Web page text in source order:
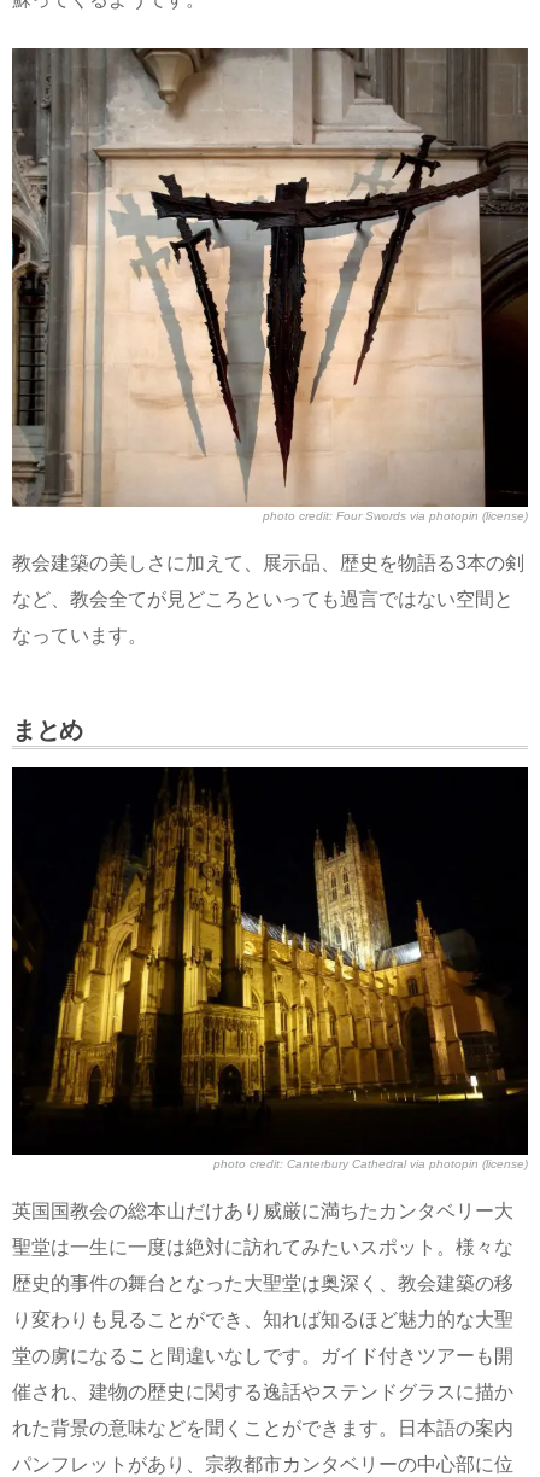
photo credit: Four Swords via photopin (license)
教会建築の美しさに加えて、展示品、歴史を物語る3本の剣
など、教会全てが見どころといっても過言ではない空間と
なっています。
まとめ
photo credit: Canterbury Cathedralvia photopin (license)
英国国教会の総本山だけあり威厳に満ちたカンタベリー大
聖堂は一生に一度は絶対に訪れてみたいスポット。様々な
歴史的事件の舞台となった大聖堂は奥深く、教会建築の移
り変わりも見ることができ、知れば知るほど魅力的な大聖
堂の虜になること間違いなしです。ガイド付きツアーも開
催され、建物の歴史に関する逸話やステンドグラスに描か
れた背景の意味などを聞くことができます。日本語の案内
パンフレットがあり、宗教都市カンタベリーの中心部に位